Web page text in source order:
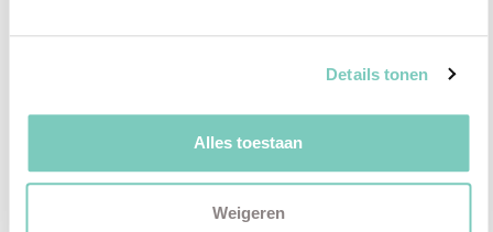
Details tonen
Alles toestaan
Weigeren